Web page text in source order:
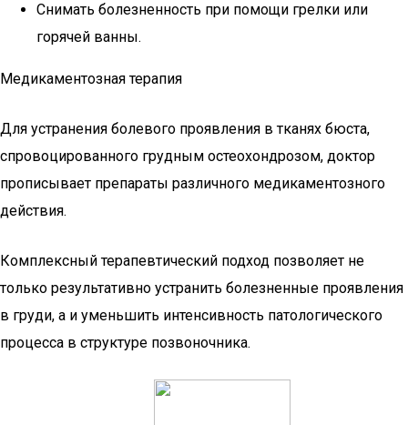
Снимать болезненность при помощи грелки или
горячей ванны.
Медикаментозная терапия
Для устранения болевого проявления в тканях бюста,
спровоцированного грудным остеохондрозом, доктор
прописывает препараты различного медикаментозного
действия.
Комплексный терапевтический подход позволяет не
только результативно устранить болезненные проявления
в груди, а и уменьшить интенсивность патологического
процесса в структуре позвоночника.